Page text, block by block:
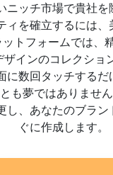
ニッチ市場で貴社
ィを確立するには、
トフォームでは、
ザインのコレクショ
に数回タッチする
も夢ではありませ
し、あなたのブラ
ぐに作成します。